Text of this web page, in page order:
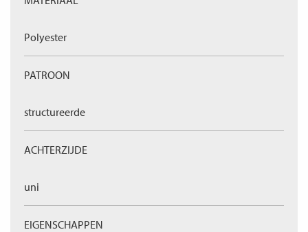
Polyester
PATROON
structureerde
ACHTERZIJDE
uni
EIGENSCHAPPEN